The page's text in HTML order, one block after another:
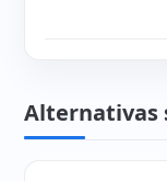
Alternativas